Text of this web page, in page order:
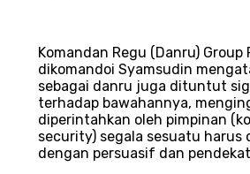
Komandan Regu (Danru) Group
dikomandoi Syamsudin
sebagai danru juga dituntut
terhadap bawahannya,
diperintahkan oleh pimpinan
security) segala sesuatu harus
dengan persuasif dan